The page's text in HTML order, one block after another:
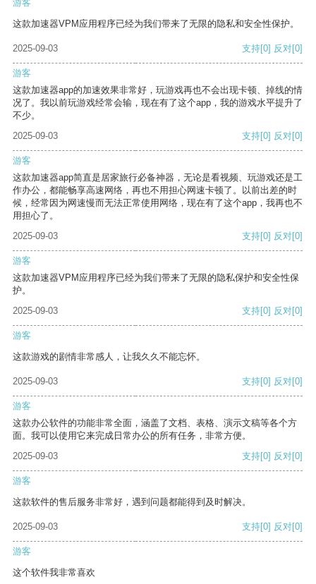
游客
这款加速器VPM应用程序已经为我们带来了无限的隐私和安全性保护。
2025-09-03 支持[0] 反对[0]
游客
这款加速器app的加速效果非常好，玩游戏再也不会出现卡顿、掉线的情
况了。我以前玩游戏经常会输，现在有了这个app，我的游戏水平提升了
不少。
2025-09-03
支持[0] 反对[0]
游客
这款加速器app简直是居家旅行必备神器，无论是看视频、玩游戏还是工
作办公，都能畅享高速网络，再也不用担心网速卡顿了。以前出差的时
候，经常因为网速慢而无法正常使用网络，现在有了这个app，我再也不
用担心了。
2025-09-03
支持[0] 反对[0]
游客
这款加速器VPM应用程序已经为我们带来了无限的隐私保护和安全性保
护。
2025-09-03
支持[0] 反对[0]
游客
这款游戏的剧情非常感人，让我久久不能忘怀。
2025-09-03 支持[0] 反对[0]
游客
这款办公软件的功能非常全面，涵盖了文档、表格、演示文稿等各个方
面。我可以使用它来完成日常办公的所有任务，非常方便。
2025-09-03
支持[0] 反对[0]
游客
这款软件的售后服务非常好，遇到问题都能得到及时解决。
2025-09-03 支持[0] 反对[0]
游客
这个软件我非常喜欢